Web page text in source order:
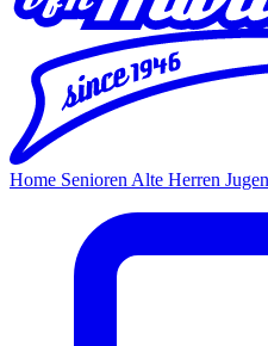
Home Senioren Alte Herren